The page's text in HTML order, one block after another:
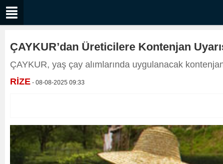
ÇAYKUR’dan Üreticilere Kontenjan
ÇAYKUR, yaş çay alımlarında uygulanacak
RİZE - 08-08-2025 09:33